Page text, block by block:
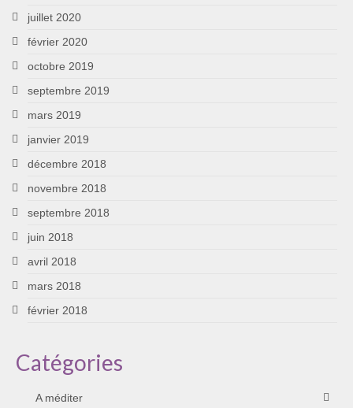
juillet 2020
février 2020
octobre 2019
septembre 2019
mars 2019
janvier 2019
décembre 2018
novembre 2018
septembre 2018
juin 2018
avril 2018
mars 2018
février 2018
Catégories
A méditer